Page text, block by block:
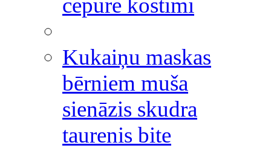
cepure kostīmi
Kukaiņu maskas
bērniem muša
sienāzis skudra
taurenis bite